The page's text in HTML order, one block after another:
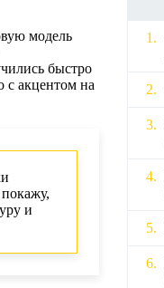
модель
быстро
с акцентом на
и